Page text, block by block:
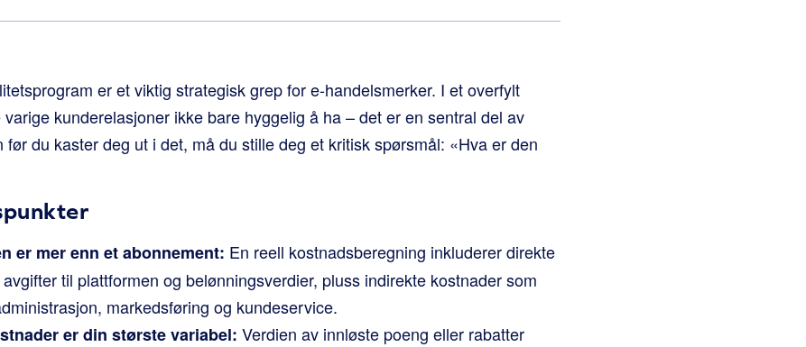
er et viktig strategisk grep for e-handelsmerker. I et overfylt
kunderelasjoner ikke bare hyggelig å ha – det er en sentral del av
du kaster deg ut i det, må du stille deg et kritisk spørsmål: «Hva er den
er mer enn et abonnement: En reell kostnadsberegning inkluderer direkte
til plattformen og belønningsverdier, pluss indirekte kostnader som
markedsføring og kundeservice.
er din største variabel: Verdien av innløste poeng eller rabatter